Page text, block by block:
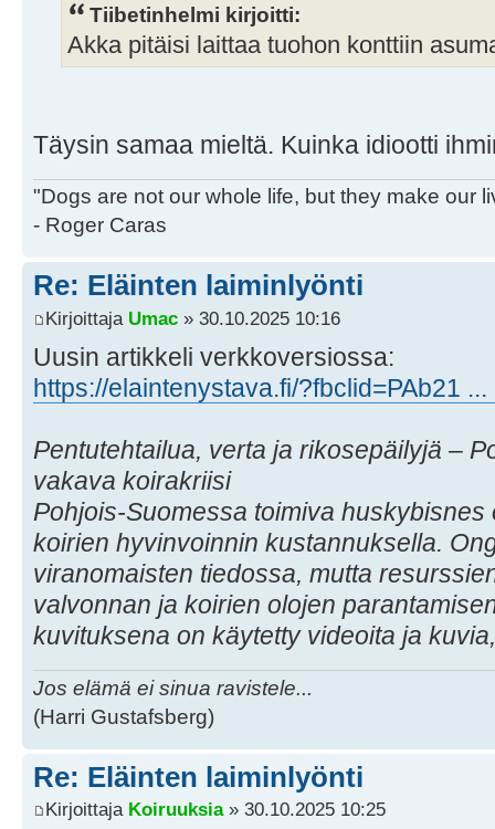
Tiibetinhelmi kirjoitti:
Akka pitäisi laittaa tuohon konttiin
Täysin samaa mieltä. Kuinka idiootti
"Dogs are not our whole life, but they make our
- Roger Caras
Re: Eläinten laiminlyönti
Kirjoittaja Umac » 30.10.2025 10:16
Uusin artikkeli verkkoversiossa:
https://elaintenystava.fi/?fbclid=PAb21
Pentutehtailua, verta ja rikosepäilyjä –
vakava koirakriisi
Pohjois-Suomessa toimiva
koirien hyvinvoinnin kustannuksella.
viranomaisten tiedossa, mutta
valvonnan ja koirien olojen
kuvituksena on käytetty videoita ja
Jos elämä ei sinua ravistele...
(Harri Gustafsberg)
Re: Eläinten laiminlyönti
Kirjoittaja Koiruuksia» 30.10.2025 10:25